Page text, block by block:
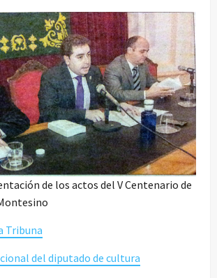
de los actos del V Centenario de
Tribuna
del diputado de cultura